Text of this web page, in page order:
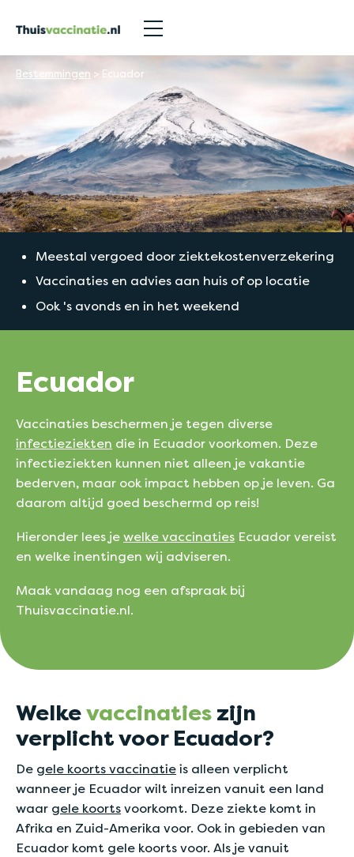
Bestemmingen > Ecuador
Meestal vergoed door ziektekostenverzekering
Vaccinaties en advies aan huis of op locatie
Ook 's avonds en in het weekend
Ecuador
Vaccinaties beschermen je tegen diverse
infectieziekten die in Ecuador voorkomen. Deze
infectieziekten kunnen niet alleen je vakantie
bederven, maar ook impact hebben op je leven. Ga
daarom altijd goed beschermd op reis!
Hieronder lees jewelke vaccinaties Ecuador vereist
en welke inentingen wij adviseren.
Maak vandaag nog een afspraak bij
Thuisvaccinatie.nl.
Welkevaccinaties zijn
verplicht voor Ecuador?
De gele koorts vaccinatieis alleen verplicht
wanneer je Ecuador wilt inreizen vanuit een land
waar gele koortsvoorkomt. Deze ziekte komt in
Afrika en Zuid-Amerika voor. Ook in gebieden van
Ecuador komt gele koorts voor. Als je vanuit